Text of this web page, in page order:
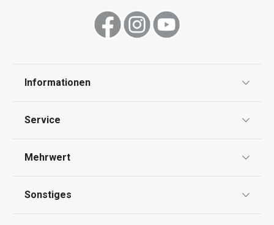
Informationen
Impressum
Service
Kontaktformular
Mehrwert
Sonstiges